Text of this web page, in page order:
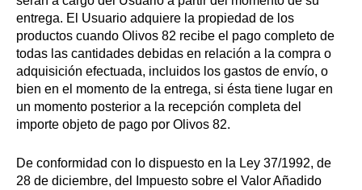
entrega. El Usuario adquiere la propiedad de los
productos cuando Olivos 82 recibe el pago completo de
todas las cantidades debidas en relación a la compra o
adquisición efectuada, incluidos los gastos de envío, o
bien en el momento de la entrega, si ésta tiene lugar en
un momento posterior a la recepción completa del
importe objeto de pago por Olivos 82.
De conformidad con lo dispuesto en la Ley 37/1992, de
28 de diciembre, del Impuesto sobre el Valor Añadido